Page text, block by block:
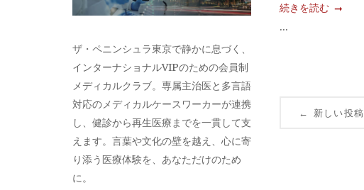
続きを読む
...
← 新しい投稿
ザ・ペニンシュラ東京で静かに息づく、
インターナショナルVIPのための会員制
メディカルクラブ。専属主治医と多言語
対応のメディカルケースワーカーが連携
し、健診から再生医療までを一貫して支
えます。言葉や文化の壁を越え、心に寄
り添う医療体験を、あなただけのため
に。